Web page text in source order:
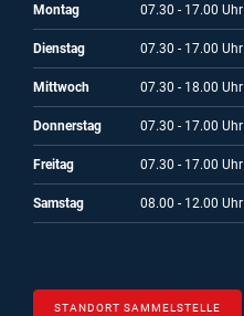
Montag 07.30 - 17.00 Uhr
Dienstag 07.30 - 17.00 Uhr
Mittwoch 07.30 - 18.00 Uhr
Donnerstag 07.30 - 17.00 Uhr
Freitag 07.30 - 17.00 Uhr
Samstag 08.00 - 12.00 Uhr
STANDORT SAMMELSTELLE